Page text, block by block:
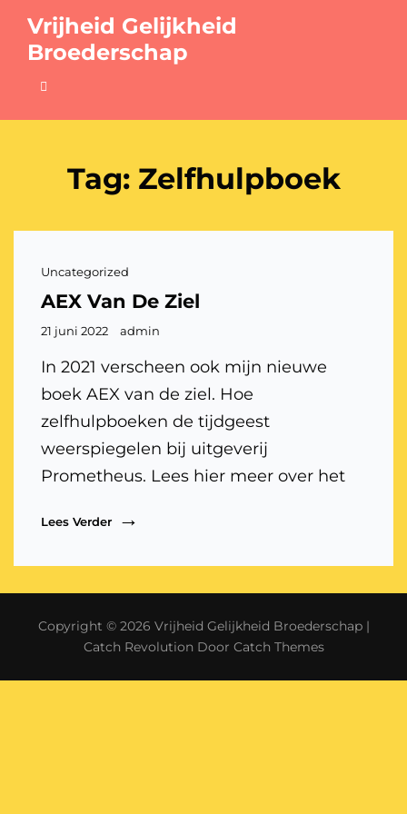
Vrijheid Gelijkheid
Broederschap
Tag: Zelfhulpboek
Cat
Uncategorized
AEX Van De Ziel
Gepubliceerd
21 juni 2022 admin
In 2021 verscheen ook mijn nieuwe
boek AEX van de ziel. Hoe
zelfhulpboeken de tijdgeest
weerspiegelen bij uitgeverij
Prometheus. Lees hier meer over het
Lees VerderAEX
Copyright © 2026 Vrijheid Gelijkheid Broederschap |
Catch Revolution Door Catch Themes